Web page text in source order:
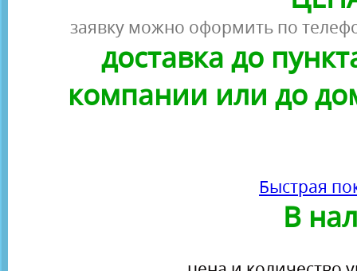
заявку можно оформить по
доставка до
компании или до
Быстрая
В